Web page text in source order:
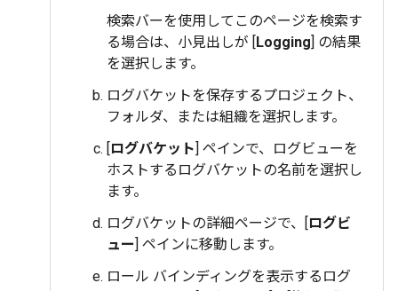
検索バーを使用してこのページを検索す
る場合は、小見出しが [
Logging ] の結果
を選択します。
ログバケットを保存するプロジェクト、
フォルダ、または組織を選択します。
ログバケット ] ペインで、ログビューを
ホストするログバケットの名前を選択し
ます。
ログバケットの詳細ページで、[
ログビ
ュー ] ペインに移動します。
ロール バインディングを表示するログ